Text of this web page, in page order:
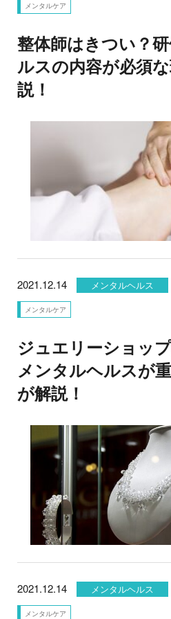
メンタルケア
整体師はきつい？
ルスの内容が必須
説！
2021.12.14 メンタルヘルス
メンタルケア
ジュエリーショッ
メンタルヘルスが
が解説！
2021.12.14 メンタルヘルス
メンタルケア